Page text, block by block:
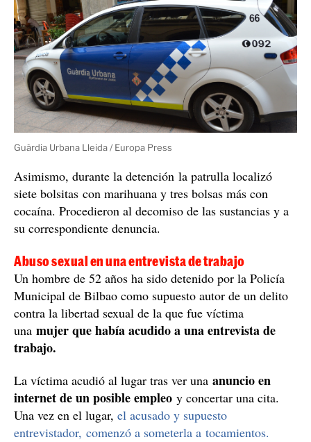
Guàrdia Urbana Lleida / Europa Press
Asimismo, durante la detención la patrulla localizó
siete bolsitas con marihuana y tres bolsas más con
cocaína. Procedieron al decomiso de las sustancias y a
su correspondiente denuncia.
Abuso sexual en una entrevista de trabajo
Un hombre de 52 años ha sido detenido por la Policía
Municipal de Bilbao como supuesto autor de un delito
contra la libertad sexual de la que fue víctima
una mujer que había acudido a una entrevista de
trabajo.
La víctima acudió al lugar tras ver una anuncio en
internet de un posible empleo y concertar una cita.
Una vez en el lugar, el acusado y supuesto
entrevistador, comenzó a someterla a tocamientos.